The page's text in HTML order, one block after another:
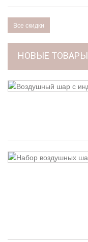
Все скидки
НОВЫЕ ТОВАРЫ